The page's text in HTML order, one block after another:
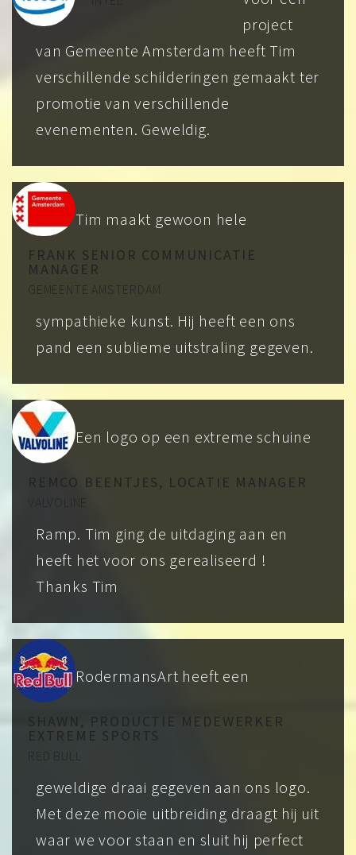
project
van Gemeente Amsterdam heeft Tim
verschillende schilderingen gemaakt ter
promotie van verschillende
evenementen. Geweldig.
FRANK SENIOR COMMUNICATIE
MANAGER
GEMEENTE AMSTERDAM
Tim maakt gewoon hele
sympathieke kunst. Hij heeft een ons
pand een sublieme uitstraling gegeven.
REMCO BEENTJES, LOCATIE MANAGER
Een logo op een extreme schuine
Ramp. Tim ging de uitdaging aan en
heeft het voor ons gerealiseerd !
Thanks Tim
SHAWN, PRODUCTIE MEDEWERKER
EXTREME SPORTS
RED BULL
RodermansArt heeft een
geweldige draai gegeven aan ons logo.
Met deze mooie uitbreiding draagt hij uit
waar we voor staan en sluit hij perfect